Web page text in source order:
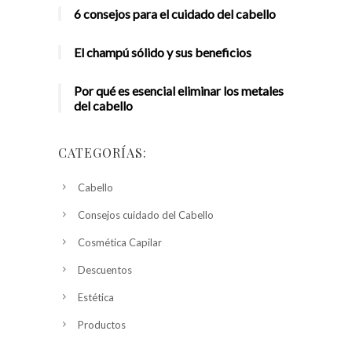
6 consejos para el cuidado del cabello
El champú sólido y sus beneficios
Por qué es esencial eliminar los metales
del cabello
CATEGORÍAS:
Cabello
Consejos cuidado del Cabello
Cosmética Capilar
Descuentos
Estética
Productos